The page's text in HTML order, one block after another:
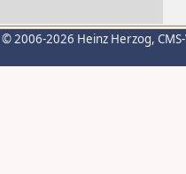
© 2006-2026 Heinz Herzog,